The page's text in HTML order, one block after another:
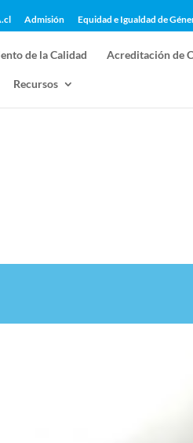
Admisión Equidad e Igualdad de
de la Calidad Acreditación de
Recursos